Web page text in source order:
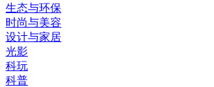
生态与环保
时尚与美容
设计与家居
光影
科玩
科普